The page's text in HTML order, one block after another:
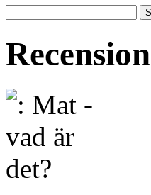
Recension